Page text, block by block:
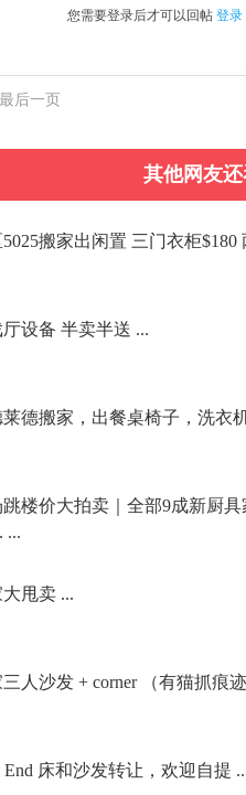
您需要登录后才可以回帖 登录
后一页
其他网友
搬家出闲置 三门衣柜$180
设备 半卖半送 ...
莱德搬家，出餐桌椅子，洗衣
楼价大拍卖｜全部9成新厨
...
甩卖 ...
人沙发 + corner （有猫抓痕
End 床和沙发转让，欢迎自提